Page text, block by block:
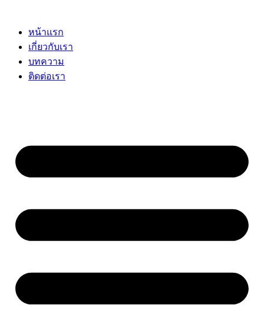
contentหน้าแรก
เกี่ยวกับเรา
บทความ
ติดต่อเรา